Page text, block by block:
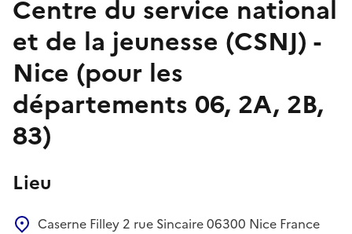
Centre du service national
et de la jeunesse (CSNJ) -
Nice (pour les
départements 06, 2A, 2B,
83)
Lieu
Caserne Filley 2 rue Sincaire06300 Nice France